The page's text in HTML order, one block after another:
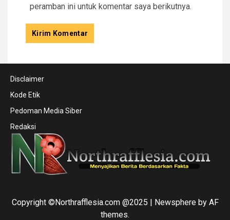
peramban ini untuk komentar saya berikutnya.
Disclaimer
Kode Etik
Pedoman Media Siber
Redaksi
Copyright ©Northrafflesia.com @2025 Newsphereby AF
themes.